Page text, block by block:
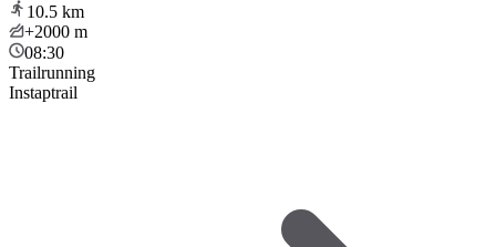
10.5 km
+2000 m
08:30
Trailrunning
Instaptrail